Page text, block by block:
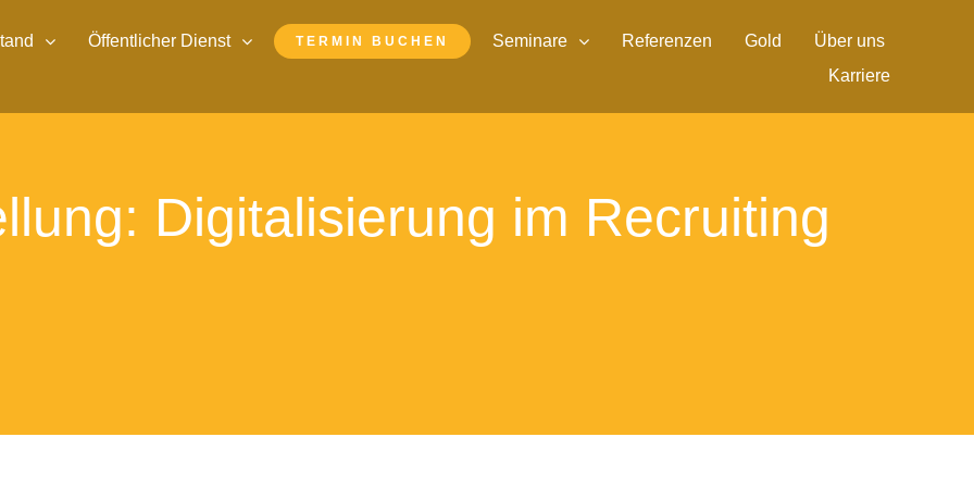
Öffentlicher Dienst TERMIN BUCHEN Seminare Referenzen Gold
Über uns
Karriere
Digitalisierung im Recruiting